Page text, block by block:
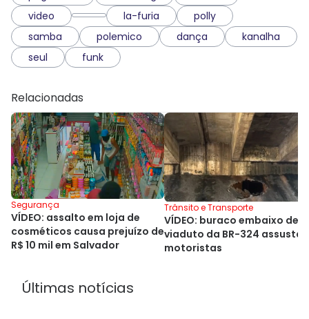
video
la-furia
polly
samba
polemico dança
kanalha
seul
funk
Relacionadas
Segurança
VÍDEO: assalto em loja de
cosméticos causa prejuízo de
R$ 10 mil em Salvador
Trânsito e Transporte
VÍDEO: buraco embaixo de
viaduto da BR-324 assusta
motoristas
Últimas notícias